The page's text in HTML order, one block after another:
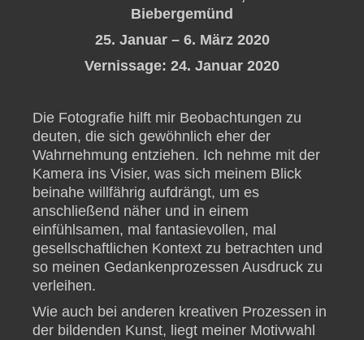
Biebergemünd
25. Januar – 6. März 2020
Vernissage: 24. Januar 2020
Die Fotografie hilft mir Beobachtungen zu
deuten, die sich gewöhnlich eher der
Wahrnehmung entziehen. Ich nehme mit der
Kamera ins Visier, was sich meinem Blick
beinahe willfährig aufdrängt, um es
anschließend näher und in einem
einfühlsamen, mal fantasievollen, mal
gesellschaftlichen Kontext zu betrachten und
so meinen Gedankenprozessen Ausdruck zu
verleihen.
Wie auch bei anderen kreativen Prozessen in
der bildenden Kunst, liegt meiner Motivwahl